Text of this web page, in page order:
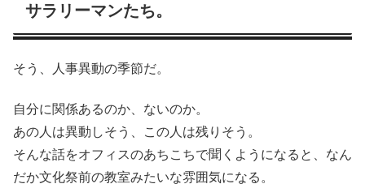
サラリーマンたち。
そう、人事異動の季節だ。
自分に関係あるのか、ないのか。
あの人は異動しそう、この人は残りそう。
そんな話をオフィスのあちこちで聞くようになると、なん
だか文化祭前の教室みたいな雰囲気になる。